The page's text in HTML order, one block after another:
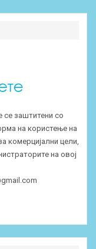
се заштитени со
на користење на
комерцијални цели,
на овој